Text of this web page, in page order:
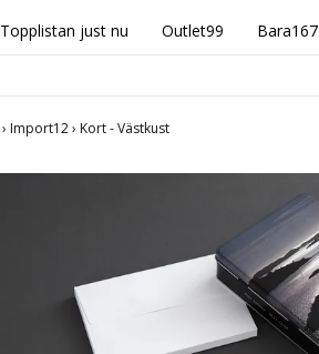
Topplistan just nu Outlet99 Bara167
› Import12› Kort - Västkust